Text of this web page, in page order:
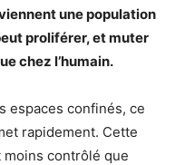
une population
proliférer, et muter
chez l’humain.
espaces confinés, ce
rapidement. Cette
moins contrôlé que